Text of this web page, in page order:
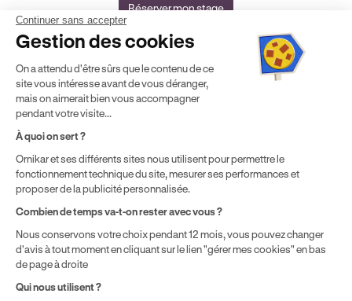
Réserver mon stage
Auto-école agréée
Aide & contact
Club
Auto-école & Assurance
Formation entreprise
Continuer sans accepter
Gestion des cookies
On a attendu d'être sûrs que le contenu de ce
site vous intéresse avant de vous déranger,
mais on aimerait bien vous accompagner
pendant votre visite...
À quoi on sert ?
Ornikar et ses différents sites nous utilisent pour permettre le
fonctionnement technique du site, mesurer ses performances et
proposer de la publicité personnalisée.
Combien de temps va-t-on rester avec vous ?
Nous conservons votre choix pendant 12 mois, vous pouvez changer
d'avis à tout moment en cliquant sur le lien "gérer mes cookies" en bas
de page à droite
Qui nous utilisent ?